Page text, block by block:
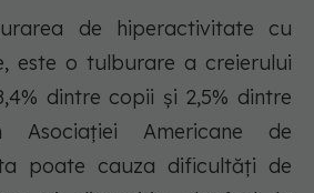
de hiperactivitate cu
este o tulburare a creierului
dintre copii și 2,5% dintre
Asociației Americane de
poate cauza dificultăți de